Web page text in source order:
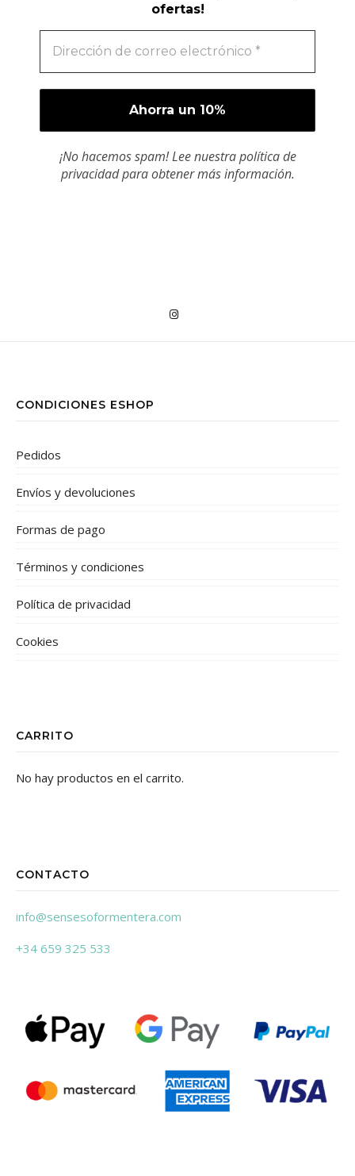
ofertas!
¡No hacemos spam! Lee nuestrapolítica de
privacidadpara obtener más información.
CONDICIONES ESHOP
Pedidos
Envíos y devoluciones
Formas de pago
Términos y condiciones
Política de privacidad
Cookies
CARRITO
No hay productos en el carrito.
CONTACTO
info@sensesoformentera.com
+34 659 325 533